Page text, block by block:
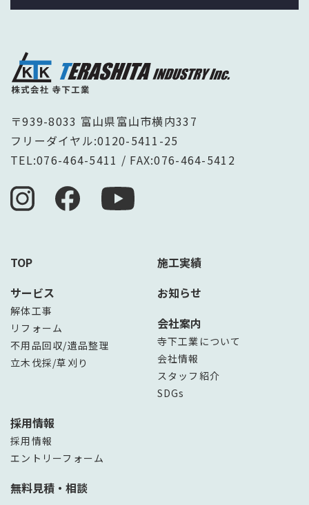
〒939-8033 富山県富山市横内337
フリーダイヤル:0120-5411-25
TEL:076-464-5411 / FAX:076-464-5412
TOP
サービス
解体工事
リフォーム
不用品回収/遺品整理
立木伐採/草刈り
施工実績
お知らせ
会社案内
寺下工業について
会社情報
スタッフ紹介
SDGs
採用情報
採用情報
エントリーフォーム
無料見積・相談